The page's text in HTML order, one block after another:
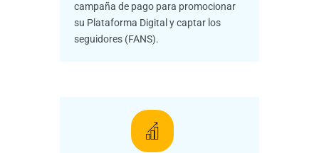
campaña de pago para promocionar
su Plataforma Digital y captar los
seguidores (FANS).